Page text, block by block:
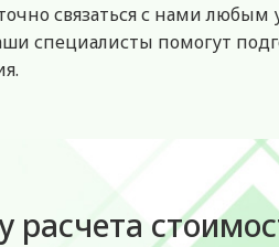
связаться с нами
специалисты помогут
расчета